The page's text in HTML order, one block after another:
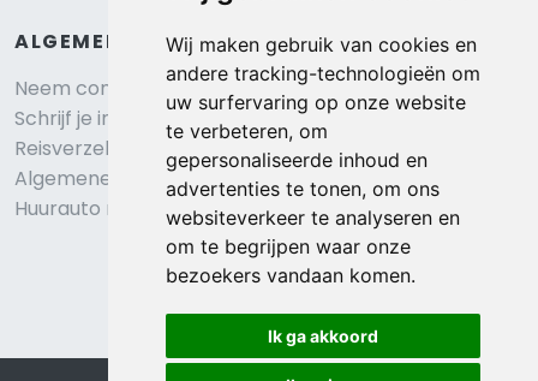
Wij maken gebruik van cookies en
andere tracking-technologieën om
uw surfervaring op onze website
te verbeteren, om
gepersonaliseerde inhoud en
advertenties te tonen, om ons
websiteverkeer te analyseren en
om te begrijpen waar onze
bezoekers vandaan komen.
Ik ga akkoord
ALGEMEEN
Neem contact op
Schrijf je in voor onze nieuwsbrief
Reisverzekering afsluiten
Algemene voorwaarden
Huurauto reserveren